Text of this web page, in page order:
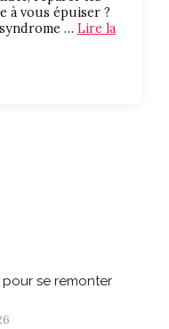
à vous épuiser ?
… Lire la
se remonter